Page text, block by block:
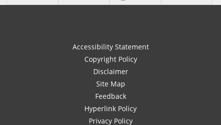
Accessibility Statement
Copyright Policy
Disclaimer
Site Map
Feedback
Hyperlink Policy
Privacy Policy